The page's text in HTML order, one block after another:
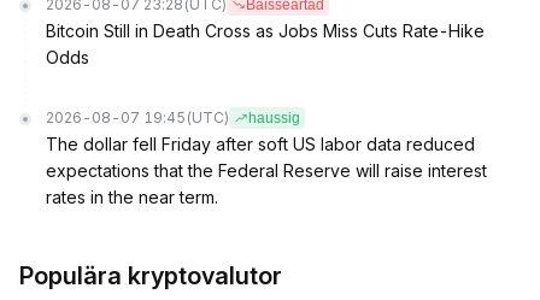
2026-08-07 23:28 (UTC) Baisseartad
Bitcoin Still in Death Cross as Jobs Miss Cuts Rate-Hike
Odds
2026-08-07 19:45 (UTC) haussig
The dollar fell Friday after soft US labor data reduced
expectations that the Federal Reserve will raise interest
rates in the near term.
Populära kryptovalutor